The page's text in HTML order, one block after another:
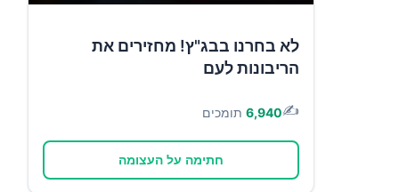
לא בחרנו בבג"ץ! מחזירים את
הריבונות לעם
✍️
6,940 תומכים
חתימה על העצומה